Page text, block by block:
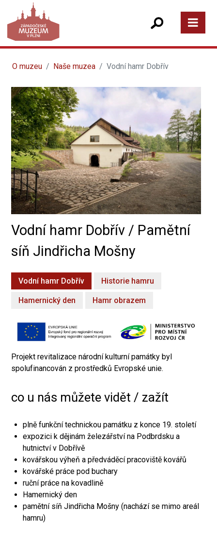
O muzeu Naše muzea Vodní hamr Dobřív
Vodní hamr Dobřív / Pamětní
síň Jindřicha Mošny
Vodní hamr Dobřív Historie hamru
Hamernický den Hamr obrazem
Projekt revitalizace národní kulturní památky byl
spolufinancován z prostředků Evropské unie.
co u nás můžete vidět / zažít
plně funkční technickou památku z konce 19. století
expozici k dějinám železářství na Podbrdsku a
hutnictví v Dobřívě
kovářskou výheň a předváděcí pracoviště kovářů
kovářské práce pod buchary
ruční práce na kovadlině
Hamernický den
pamětní síň Jindřicha Mošny (nachází se mimo areál
hamru)